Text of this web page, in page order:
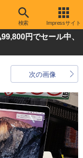
検索 Impressサイト
円でセール中、
次の画像